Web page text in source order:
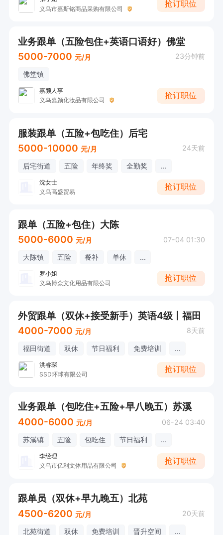
义乌市嘉斯铭商品采购有限公司
抢订职位
业务跟单（五险包住+英语口语好）佛堂
5000-7000 元/月 23分钟前
佛堂镇
嘉颜人事
义乌嘉颜化妆品有限公司
抢订职位
服装跟单（五险+包吃住）后宅
5000-10000 元/月 24天前
后宅街道 五险 年终奖 全勤奖 ...
沈女士
义乌高盛贸易
抢订职位
跟单（五险+包住）大陈
5000-6000 元/月 07-04 01:30
大陈镇 五险 餐补 单休 ...
罗小姐
义乌博众文化用品有限公司
抢订职位
外贸跟单（双休+接受新手）英语4级丨福田
4000-7000 元/月 8天前
福田街道 双休 节日福利 免费培训 ...
洪睿琛
SSD环球有限公司
抢订职位
业务跟单（包吃住+五险+早八晚五）苏溪
4000-6000 元/月 06-24 03:40
苏溪镇 五险 包吃住 节日福利 ...
李经理
义乌市亿利文体用品有限公司
抢订职位
跟单员（双休+早九晚五）北苑
4500-6200 元/月 20天前
北苑街道 双休 免费培训 晋升空间 ...